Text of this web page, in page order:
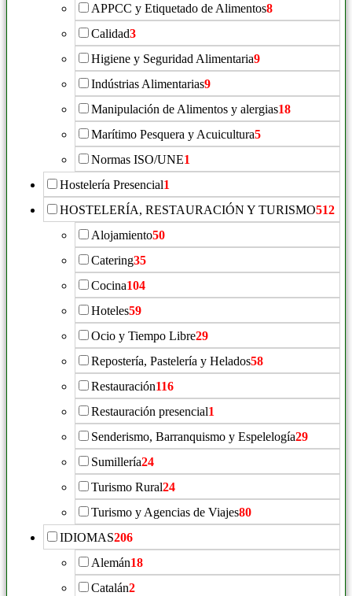
APPCC y Etiquetado de Alimentos8
Calidad3
Higiene y Seguridad Alimentaria9
Indústrias Alimentarias9
Manipulación de Alimentos y alergias18
Marítimo Pesquera y Acuicultura5
Normas ISO/UNE1
Hostelería Presencial1
HOSTELERÍA, RESTAURACIÓN Y TURISMO512
Alojamiento50
Catering35
Cocina104
Hoteles59
Ocio y Tiempo Libre29
Repostería, Pastelería y Helados58
Restauración116
Restauración presencial1
Senderismo, Barranquismo y Espelelogía29
Sumillería24
Turismo Rural24
Turismo y Agencias de Viajes80
IDIOMAS206
Alemán18
Catalán2